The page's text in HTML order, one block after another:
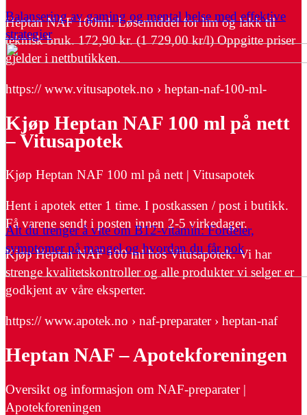
Balansering av gaming og mental helse med effektive
strategier
Alt du trenger å vite om B12-vitamin: Fordeler,
symptomer på mangel og hvordan du får nok
Heptan NAF 100ml. Løsemiddel for lim og lakk til
teknisk bruk. 172,90 kr. (1 729,00 kr/l) Oppgitte priser
gjelder i nettbutikken.
https:// www.vitusapotek.no › heptan-naf-100-ml-
Kjøp Heptan NAF 100 ml på nett
– Vitusapotek
Kjøp Heptan NAF 100 ml på nett | Vitusapotek
Hent i apotek etter 1 time. I postkassen / post i butikk.
Få varene sendt i posten innen 2-5 virkedager.
Kjøp Heptan NAF 100 ml hos Vitusapotek. Vi har
strenge kvalitetskontroller og alle produkter vi selger er
godkjent av våre eksperter.
https:// www.apotek.no › naf-preparater › heptan-naf
Heptan NAF – Apotekforeningen
Oversikt og informasjon om NAF-preparater |
Apotekforeningen